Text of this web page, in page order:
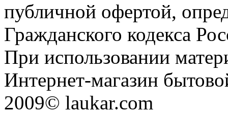
публичной офертой,
Гражданского кодекса
При использовании
Интернет-магазин
2009© laukar.com